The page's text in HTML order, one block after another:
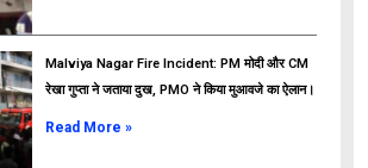
Malviya Nagar Fire Incident: PM मोदी और CM
रेखा गुप्ता ने जताया दुख, PMO ने किया मुआवजे का ऐलान।
Read More »